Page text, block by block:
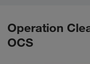
Operation
OCS